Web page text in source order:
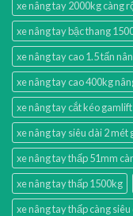
xe nâng tay 2000kg càng
xe nâng tay bậc thang
xe nâng tay cao 1.5 tấn
xe nâng tay cao 400kg
xe nâng tay cắt kéo
xe nâng tay siêu dài 2 mét
xe nâng tay thấp 51mm
xe nâng tay thấp 1500kg
xe nâng tay thấp càng